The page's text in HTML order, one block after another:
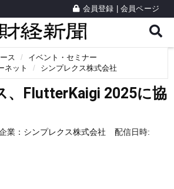
会員登録 会員ページ
ス
イベント・セミナー
ネット
シンプレクス株式会社
、FlutterKaigi 2025に協
業： シンプレクス株式会社
配信日時: